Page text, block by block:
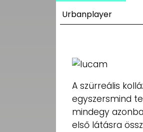
Urbanplayer
A szürreális
egyszersmind
mindegy
első látásra